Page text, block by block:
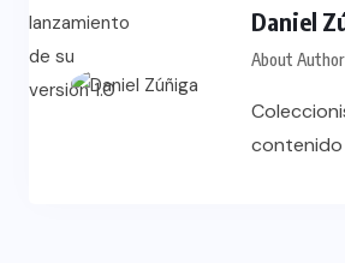
Daniel
About Author
contenido